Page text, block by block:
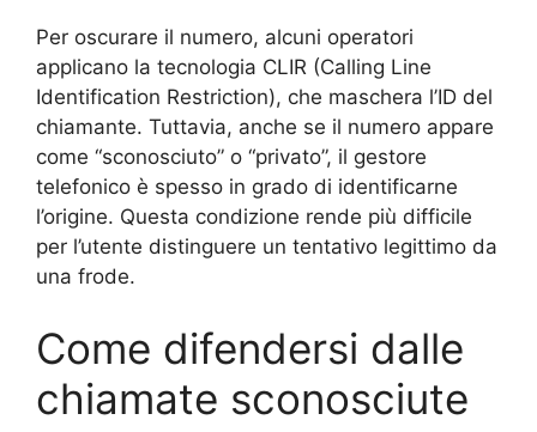
Per oscurare il numero, alcuni operatori
applicano la tecnologia CLIR (Calling Line
Identification Restriction), che maschera l’ID del
chiamante. Tuttavia, anche se il numero appare
come “sconosciuto” o “privato”, il gestore
telefonico è spesso in grado di identificarne
l’origine. Questa condizione rende più difficile
per l’utente distinguere un tentativo legittimo da
una frode.
Come difendersi dalle
chiamate sconosciute